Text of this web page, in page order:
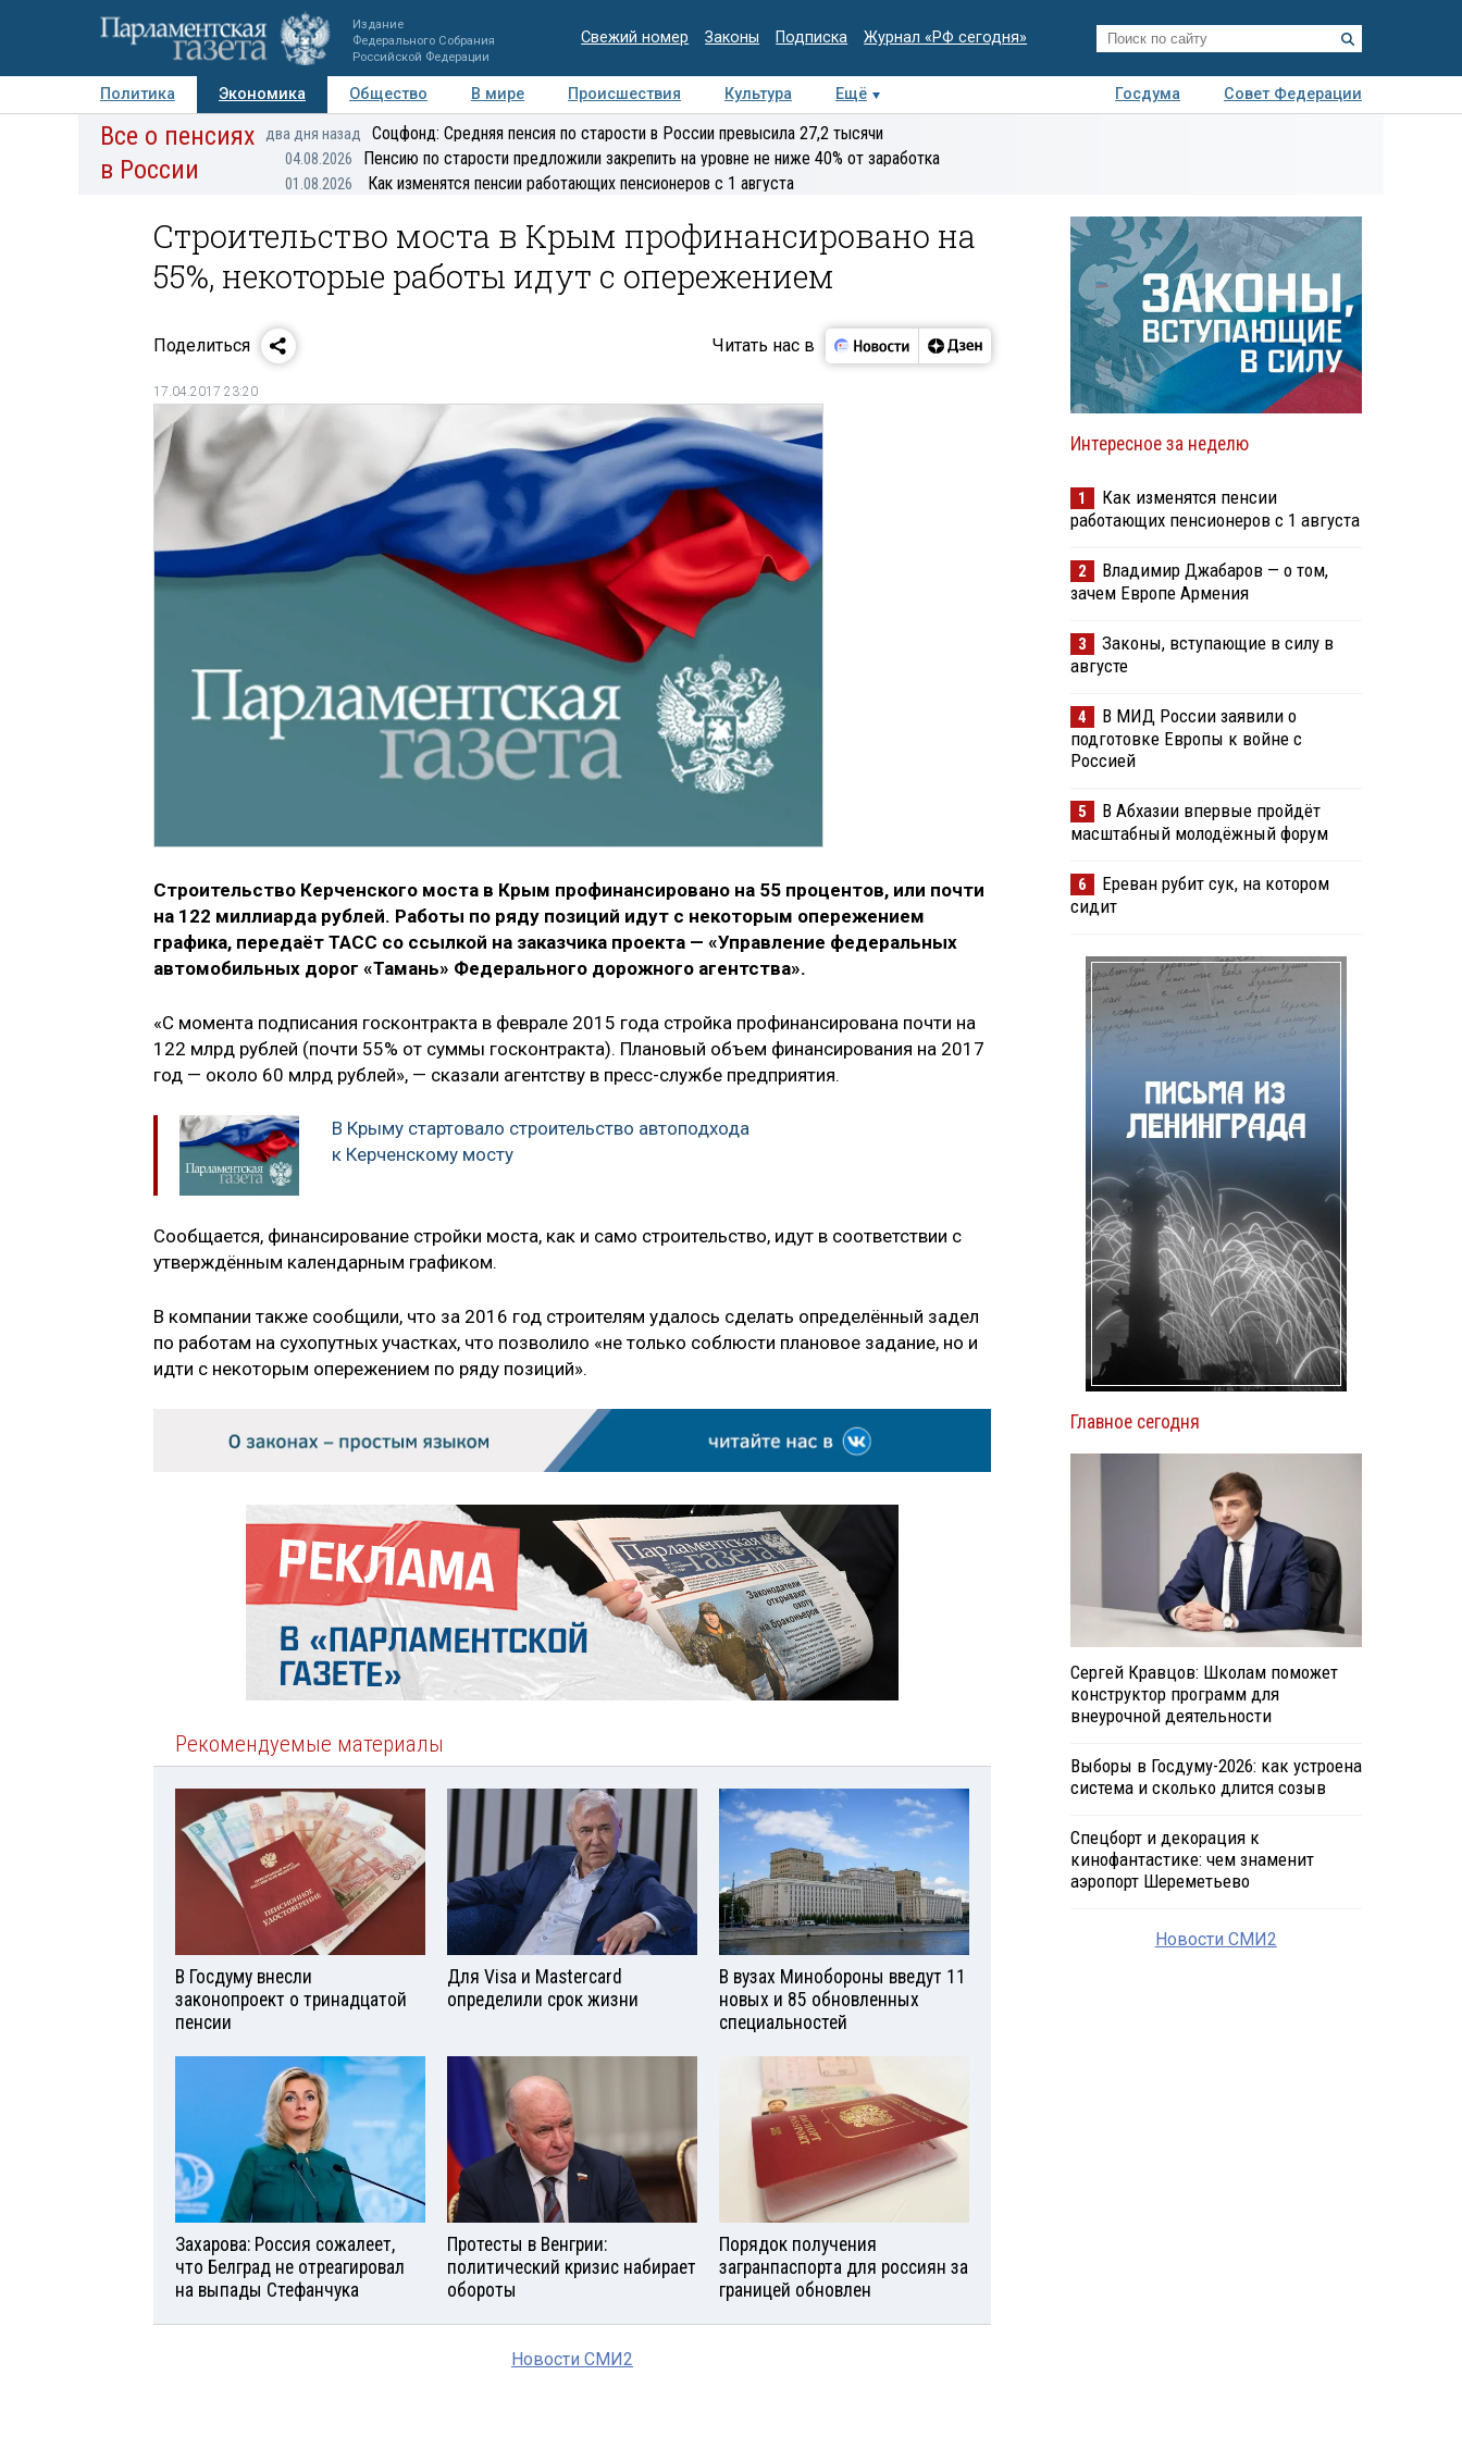
Издание
Федерального Собрания
Российской Федерации
Свежий номер Законы Подписка Журнал «РФ сегодня»
Политика Экономика Общество В мире Происшествия Культура Ещё Госдума
Совет Федерации
Авторы Персоны Мнения Регионы Медиацентр Интервью Колумнисты
Все о пенсиях
в России
два дня назад Соцфонд: Средняя пенсия по старости в России превысила 27,2 тысячи
04.08.2026 Пенсию по старости предложили закрепить на уровне не ниже 40% от заработка
01.08.2026 Как изменятся пенсии работающих пенсионеров с 1 августа
Строительство моста в Крым профинансировано на
55%, некоторые работы идут с опережением
Поделиться Читать нас в
17.04.2017 23:20
Строительство Керченского моста в Крым профинансировано на 55 процентов, или почти
на 122 миллиарда рублей. Работы по ряду позиций идут с некоторым опережением
графика, передаёт ТАСС со ссылкой на заказчика проекта — «Управление федеральных
автомобильных дорог «Тамань» Федерального дорожного агентства».
«С момента подписания госконтракта в феврале 2015 года стройка профинансирована почти на
122 млрд рублей (почти 55% от суммы госконтракта). Плановый объем финансирования на 2017
год — около 60 млрд рублей», — сказали агентству в пресс-службе предприятия.
В Крыму стартовало строительство автоподхода
к Керченскому мосту
Сообщается, финансирование стройки моста, как и само строительство, идут в соответствии с
утверждённым календарным графиком.
В компании также сообщили, что за 2016 год строителям удалось сделать определённый задел
по работам на сухопутных участках, что позволило «не только соблюсти плановое задание, но и
идти с некоторым опережением по ряду позиций».
Рекомендуемые материалы
В Госдуму внесли
законопроект о тринадцатой
пенсии
Для Visа и Mastercard
определили срок жизни
В вузах Минобороны введут 11
новых и 85 обновленных
специальностей
Захарова: Россия сожалеет,
что Белград не отреагировал
на выпады Стефанчука
Протесты в Венгрии:
политический кризис набирает
обороты
Порядок получения
загранпаспорта для россиян за
границей обновлен
Новости СМИ2
Интересное за неделю
1
Как изменятся пенсии
работающих пенсионеров с 1 августа
2
Владимир Джабаров — о том,
зачем Европе Армения
3
Законы, вступающие в силу в
августе
4
В МИД России заявили о
подготовке Европы к войне с
Россией
5
В Абхазии впервые пройдёт
масштабный молодёжный форум
6
Ереван рубит сук, на котором
сидит
Главное сегодня
Сергей Кравцов: Школам поможет
конструктор программ для
внеурочной деятельности
Выборы в Госдуму-2026: как устроена
система и сколько длится созыв
Спецборт и декорация к
кинофантастике: чем знаменит
аэропорт Шереметьево
Новости СМИ2